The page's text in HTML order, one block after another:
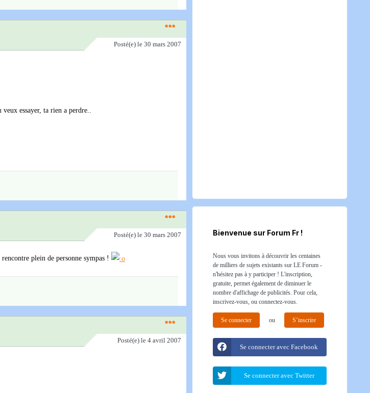
Posté(e) le 30 mars 2007
essayer, ta rien a perdre..
Posté(e) le 30 mars 2007
plein de personne sympas !
Posté(e) le 4 avril 2007
Bienvenue sur Forum Fr !
Nous vous invitons à découvrir les centaines
de milliers de sujets existants sur LE Forum -
n'hésitez pas à y participer ! L'inscription,
gratuite, permet également de diminuer le
nombre d'affichage de publicités. Pour cela,
inscrivez-vous, ou connectez-vous.
Se connecter ou S’inscrire
Se connecter avec Facebook
Se connecter avec Twitter